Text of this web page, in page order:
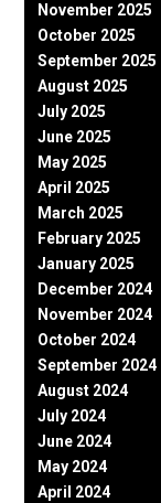
November 2025
October 2025
September 2025
August 2025
July 2025
June 2025
May 2025
April 2025
March 2025
February 2025
January 2025
December 2024
November 2024
October 2024
September 2024
August 2024
July 2024
June 2024
May 2024
April 2024